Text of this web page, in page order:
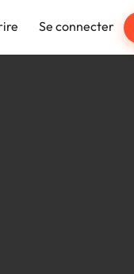
Se connecter